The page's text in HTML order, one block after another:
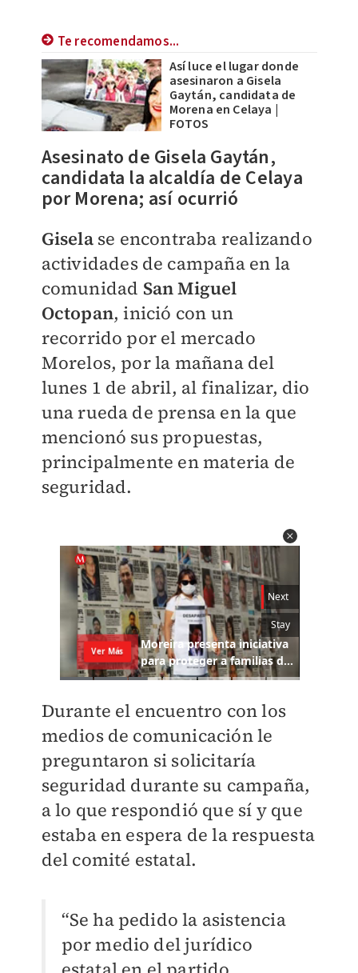
Te recomendamos...
Así luce el lugar donde
asesinaron a Gisela
Gaytán, candidata de
Morena en Celaya |
FOTOS
Asesinato de Gisela Gaytán,
candidata la alcaldía de Celaya
por Morena; así ocurrió
Gisela se encontraba realizando
actividades de campaña en la
comunidad San Miguel
Octopan, inició con un
recorrido por el mercado
Morelos, por la mañana del
lunes 1 de abril, al finalizar, dio
una rueda de prensa en la que
mencionó sus propuestas,
principalmente en materia de
seguridad.
Durante el encuentro con los
medios de comunicación le
preguntaron si solicitaría
seguridad durante su campaña,
a lo que respondió que sí y que
estaba en espera de la respuesta
del comité estatal.
“Se ha pedido la asistencia
por medio del jurídico